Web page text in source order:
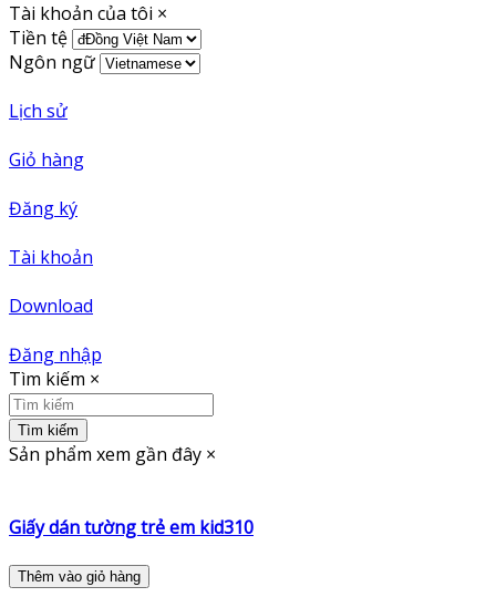
Tài khoản của tôi ×
Tiền tệ
Ngôn ngữ
Lịch sử
Giỏ hàng
Đăng ký
Tài khoản
Download
Đăng nhập
Tìm kiếm ×
Tìm kiếm
Sản phẩm xem gần đây ×
Giấy dán tường trẻ em kid310
Thêm vào giỏ hàng